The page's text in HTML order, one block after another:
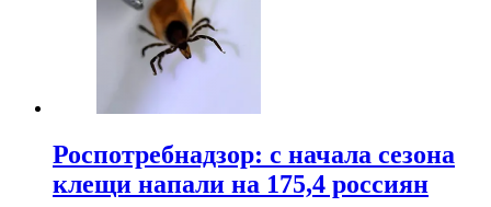
Роспотребнадзор: с начала сезона
клещи напали на 175,4 россиян